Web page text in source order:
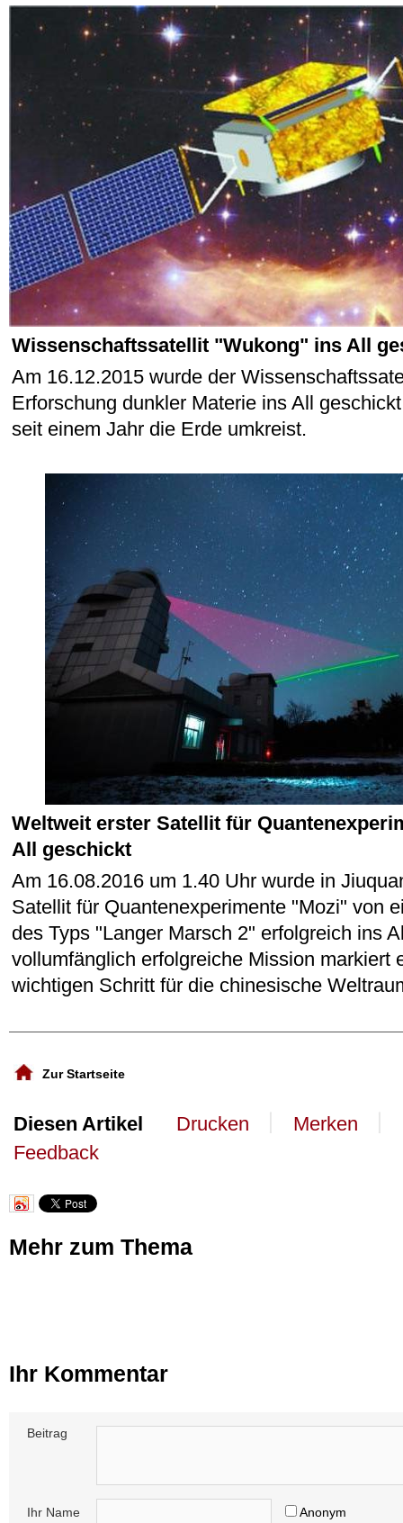
Wissenschaftssatellit "Wukong" ins All
Am 16.12.2015 wurde der
Erforschung dunkler Materie ins All
seit einem Jahr die Erde umkreist.
Weltweit erster Satellit für
All geschickt
Am 16.08.2016 um 1.40 Uhr wurde in
Satellit für Quantenexperimente "Mozi" von
des Typs "Langer Marsch 2" erfolgreich ins
vollumfänglich erfolgreiche Mission markiert
wichtigen Schritt für die chinesische
Zur Startseite
Diesen Artikel Drucken Merken
Feedback
Mehr zum Thema
Ihr Kommentar
Beitrag
Ihr Name Anonym